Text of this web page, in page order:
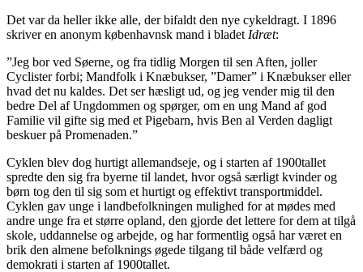
Det var da heller ikke alle, der bifaldt den nye cykeldragt. I 1896
skriver en anonym københavnsk mand i bladet Idræt:
”Jeg bor ved Søerne, og fra tidlig Morgen til sen Aften, joller
Cyclister forbi; Mandfolk i Knæbukser, ”Damer” i Knæbukser eller
hvad det nu kaldes. Det ser hæsligt ud, og jeg vender mig til den
bedre Del af Ungdommen og spørger, om en ung Mand af god
Familie vil gifte sig med et Pigebarn, hvis Ben al Verden dagligt
beskuer på Promenaden.”
Cyklen blev dog hurtigt allemandseje, og i starten af 1900tallet
spredte den sig fra byerne til landet, hvor også særligt kvinder og
børn tog den til sig som et hurtigt og effektivt transportmiddel.
Cyklen gav unge i landbefolkningen mulighed for at mødes med
andre unge fra et større opland, den gjorde det lettere for dem at tilgå
skole, uddannelse og arbejde, og har formentlig også har været en
brik den almene befolknings øgede tilgang til både velfærd og
demokrati i starten af 1900tallet.